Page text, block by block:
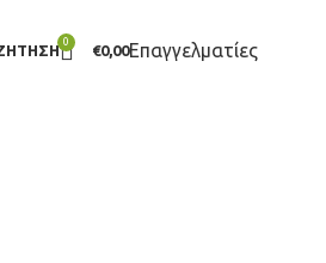
0
€0,00Επαγγελματίες